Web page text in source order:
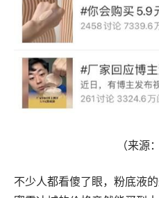
（来源
不少人都看傻了眼，粉底液